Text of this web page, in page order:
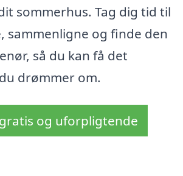
sommerhus. Tag dig tid til
sammenligne og finde den
så du kan få det
drømmer om.
og uforpligtende